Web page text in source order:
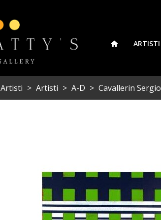
ARTISTI
Artisti > Artisti > A-D > Cavallerin Sergio